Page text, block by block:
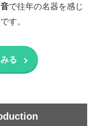
で往年の名器を感じ
す。
る